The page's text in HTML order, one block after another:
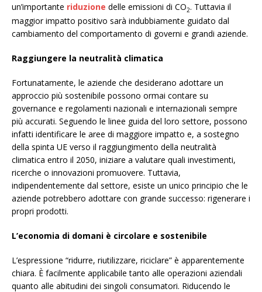
un’importante riduzione delle emissioni di CO2. Tuttavia il
maggior impatto positivo sarà indubbiamente guidato dal
cambiamento del comportamento di governi e grandi aziende.
Raggiungere la neutralità climatica
Fortunatamente, le aziende che desiderano adottare un
approccio più sostenibile possono ormai contare su
governance e regolamenti nazionali e internazionali sempre
più accurati. Seguendo le linee guida del loro settore, possono
infatti identificare le aree di maggiore impatto e, a sostegno
della spinta UE verso il raggiungimento della neutralità
climatica entro il 2050, iniziare a valutare quali investimenti,
ricerche o innovazioni promuovere. Tuttavia,
indipendentemente dal settore, esiste un unico principio che le
aziende potrebbero adottare con grande successo: rigenerare i
propri prodotti.
L’economia di domani è circolare e sostenibile
L’espressione “ridurre, riutilizzare, riciclare” è apparentemente
chiara. È facilmente applicabile tanto alle operazioni aziendali
quanto alle abitudini dei singoli consumatori. Riducendo le